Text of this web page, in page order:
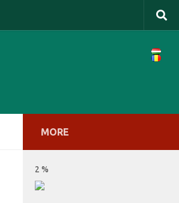
MORE
2 %